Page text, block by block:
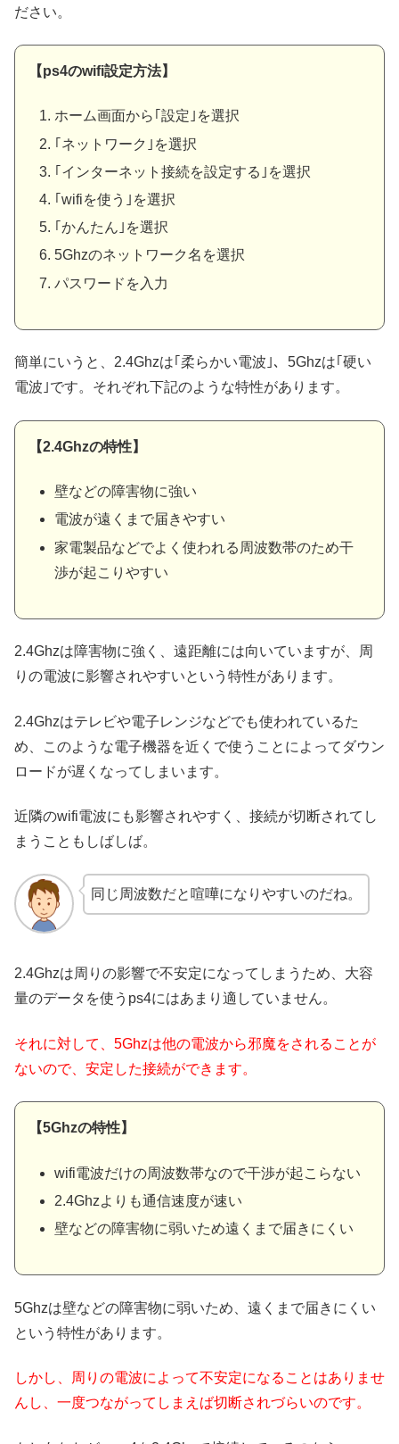
ださい。
【ps4のwifi設定方法】
ホーム画面から｢設定｣を選択
｢ネットワーク｣を選択
｢インターネット接続を設定する｣を選択
｢wifiを使う｣を選択
｢かんたん｣を選択
5Ghzのネットワーク名を選択
パスワードを入力
簡単にいうと、2.4Ghzは｢柔らかい電波｣、5Ghzは｢硬い
電波｣です。それぞれ下記のような特性があります。
【2.4Ghzの特性】
壁などの障害物に強い
電波が遠くまで届きやすい
家電製品などでよく使われる周波数帯のため干
渉が起こりやすい
2.4Ghzは障害物に強く、遠距離には向いていますが、周
りの電波に影響されやすいという特性があります。
2.4Ghzはテレビや電子レンジなどでも使われているた
め、このような電子機器を近くで使うことによってダウン
ロードが遅くなってしまいます。
近隣のwifi電波にも影響されやすく、接続が切断されてし
まうこともしばしば。
同じ周波数だと喧嘩になりやすいのだね。
2.4Ghzは周りの影響で不安定になってしまうため、大容
量のデータを使うps4にはあまり適していません。
それに対して、5Ghzは他の電波から邪魔をされることが
ないので、安定した接続ができます。
【5Ghzの特性】
wifi電波だけの周波数帯なので干渉が起こらない
2.4Ghzよりも通信速度が速い
壁などの障害物に弱いため遠くまで届きにくい
5Ghzは壁などの障害物に弱いため、遠くまで届きにくい
という特性があります。
しかし、周りの電波によって不安定になることはありませ
んし、一度つながってしまえば切断されづらいのです。